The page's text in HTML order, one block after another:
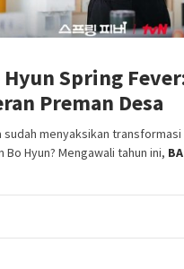
Spring
Preman Desa
sudah menyaksikan
Bo Hyun? Mengawali tahun ini,